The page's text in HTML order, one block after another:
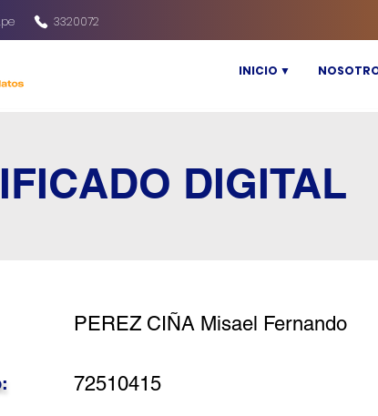
3320072
INICIO ▼
DIGITAL
PEREZ CIÑA Misael Fernando
72510415